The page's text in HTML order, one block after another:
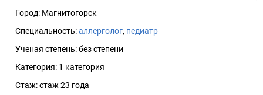
Город: Магнитогорск
Специальность:аллерголог, педиатр
Ученая степень:без степени
Категория: 1 категория
Стаж:стаж 23 года